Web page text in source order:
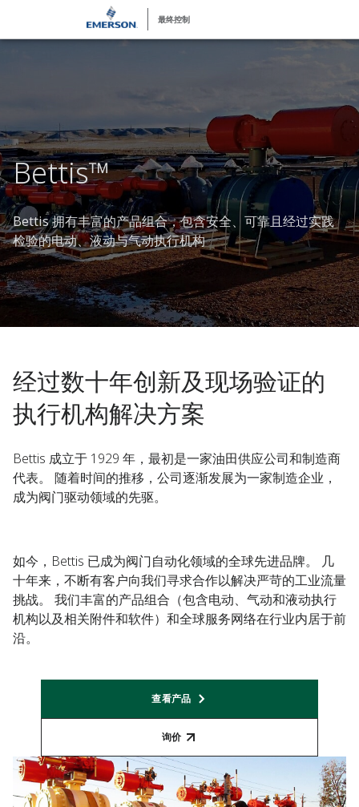
最终控制
Bettis™
Bettis 拥有丰富的产品组合，包含安全、可靠且经过实践
检验的电动、液动与气动执行机构
经过数十年创新及现场验证的
执行机构解决方案
Bettis 成立于 1929 年，最初是一家油田供应公司和制造商
代表。 随着时间的推移，公司逐渐发展为一家制造企业，
成为阀门驱动领域的先驱。
如今，Bettis 已成为阀门自动化领域的全球先进品牌。 几
十年来，不断有客户向我们寻求合作以解决严苛的工业流量
挑战。 我们丰富的产品组合（包含电动、气动和液动执行
机构以及相关附件和软件）和全球服务网络在行业内居于前
沿。
查看产品
询价